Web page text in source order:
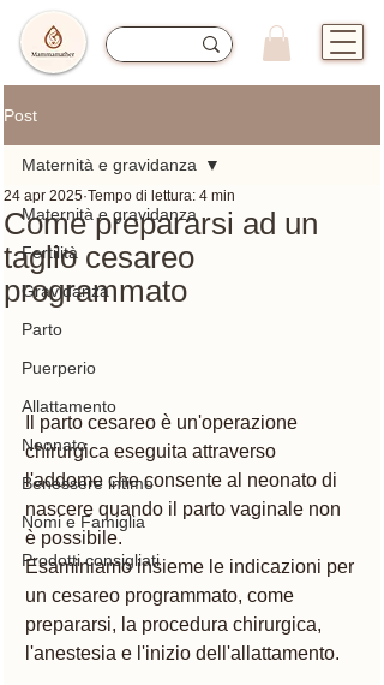
Post
Maternità e gravidanza
Fertilità
Gravidanza
Parto
Puerperio
Allattamento
Neonato
Benessere intimo
Nomi e Famiglia
Prodotti consigliati
Maternità e gravidanza
Come prepararsi ad un
taglio cesareo
programmato
24 apr 2025 Tempo di lettura: 4 min
Il parto cesareo è un'operazione
chirurgica eseguita attraverso
l'addome che consente al neonato di
nascere quando il parto vaginale non
è possibile.
Esaminiamo insieme le indicazioni per
un cesareo programmato, come
prepararsi, la procedura chirurgica,
l'anestesia e l'inizio dell'allattamento.